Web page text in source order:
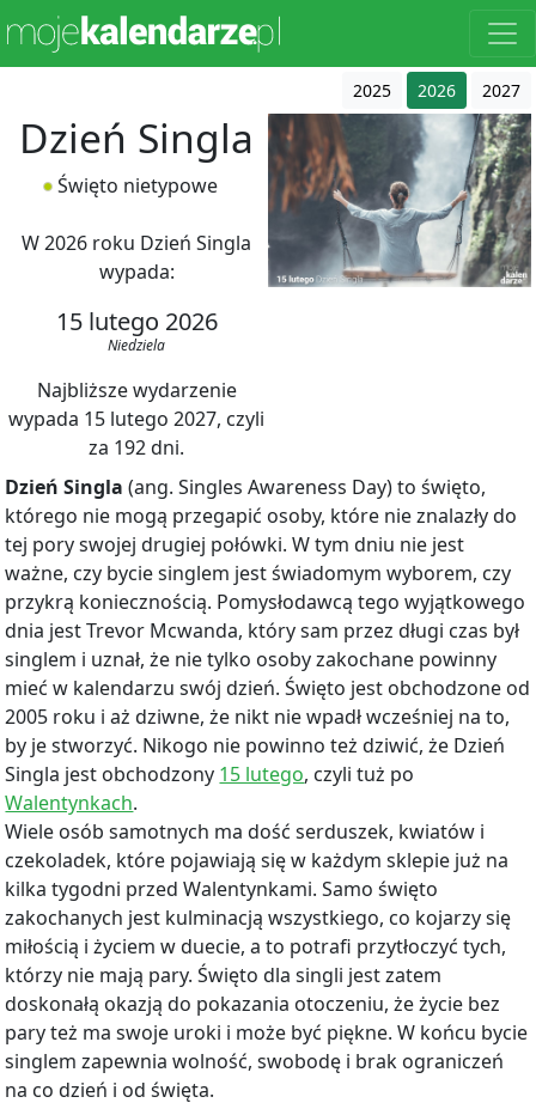
2025 2026 2027
Dzień Singla
Święto nietypowe
W 2026 roku Dzień Singla
wypada:
15 lutego 2026
Niedziela
Najbliższe wydarzenie
wypada 15 lutego 2027, czyli
za 192 dni.
Dzień Singla (ang. Singles Awareness Day) to święto,
którego nie mogą przegapić osoby, które nie znalazły do
tej pory swojej drugiej połówki. W tym dniu nie jest
ważne, czy bycie singlem jest świadomym wyborem, czy
przykrą koniecznością. Pomysłodawcą tego wyjątkowego
dnia jest Trevor Mcwanda, który sam przez długi czas był
singlem i uznał, że nie tylko osoby zakochane powinny
mieć w kalendarzu swój dzień. Święto jest obchodzone od
2005 roku i aż dziwne, że nikt nie wpadł wcześniej na to,
by je stworzyć. Nikogo nie powinno też dziwić, że Dzień
Singla jest obchodzony 15 lutego, czyli tuż po
Walentynkach.
Wiele osób samotnych ma dość serduszek, kwiatów i
czekoladek, które pojawiają się w każdym sklepie już na
kilka tygodni przed Walentynkami. Samo święto
zakochanych jest kulminacją wszystkiego, co kojarzy się
miłością i życiem w duecie, a to potrafi przytłoczyć tych,
którzy nie mają pary. Święto dla singli jest zatem
doskonałą okazją do pokazania otoczeniu, że życie bez
pary też ma swoje uroki i może być piękne. W końcu bycie
singlem zapewnia wolność, swobodę i brak ograniczeń
na co dzień i od święta.